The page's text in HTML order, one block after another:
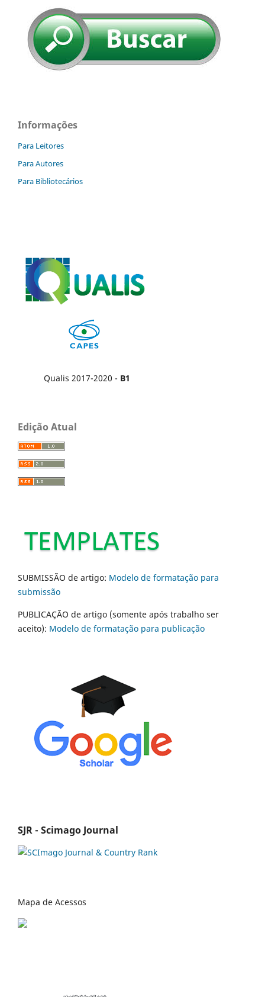
Informações
Para Leitores
Para Autores
Para Bibliotecários
Qualis 2017-2020 - B1
Edição Atual
SUBMISSÃO de artigo: Modelo de formatação para
submissão
PUBLICAÇÃO de artigo (somente após trabalho ser
aceito): Modelo de formatação para publicação
SJR - Scimago Journal
Mapa de Acessos